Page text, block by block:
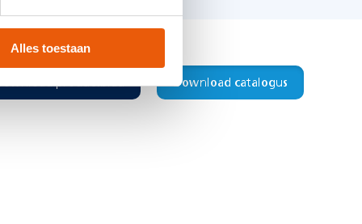
Alles toestaan
productblad Download catalogus